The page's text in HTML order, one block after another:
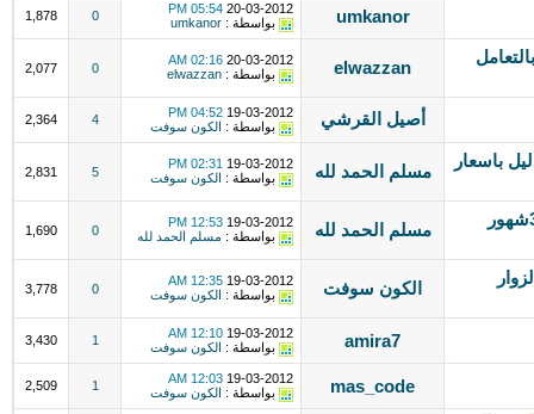
umkanor
20-03-2012
05:54 PM
بواسطة : umkanor
0
1,878
elwazzan
20-03-2012
02:16 AM
بواسطة : elwazzan
0
2,077
أصيل القرشي 19-03-2012
04:52 PM
بواسطة :
الكون سوفت 4
2,364
بالدليل باسعار
مسلم الحمد لله 19-03-2012
02:31 PM
بواسطة :
الكون سوفت 5
2,831
احجز 12 رابط نصي ببيج رانك3 لمدة3شهور
مسلم الحمد لله 19-03-2012
12:53 PM
بواسطة : مسلم الحمد لله 0
1,690
الكون سوفت 19-03-2012
12:35 AM
بواسطة :
الكون سوفت 0
3,778
amira7
19-03-2012
12:10 AM
بواسطة :
الكون سوفت 1
3,430
mas_code
19-03-2012
12:03 AM
بواسطة :
الكون سوفت 1
2,509